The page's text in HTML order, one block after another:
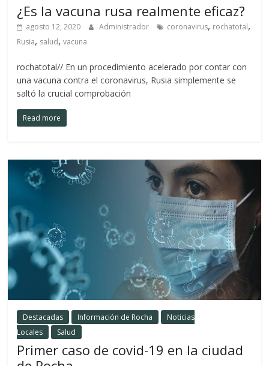
¿Es la vacuna rusa realmente eficaz?
agosto 12, 2020 Administrador coronavirus, rochatotal,
Rusia, salud,vacuna
rochatotal// En un procedimiento acelerado por contar con
una vacuna contra el coronavirus, Rusia simplemente se
saltó la crucial comprobación
Read more
Destacadas Información de Rocha
Noticias
Locales
Salud
Primer caso de covid-19 en la ciudad